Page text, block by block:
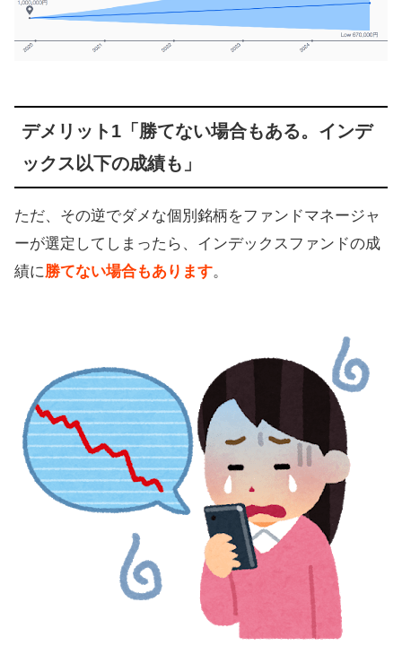
デメリット1「勝てない場合もある。インデ
ックス以下の成績も」
ただ、その逆でダメな個別銘柄をファンドマネージャ
ーが選定してしまったら、インデックスファンドの成
績に勝てない場合もあります。